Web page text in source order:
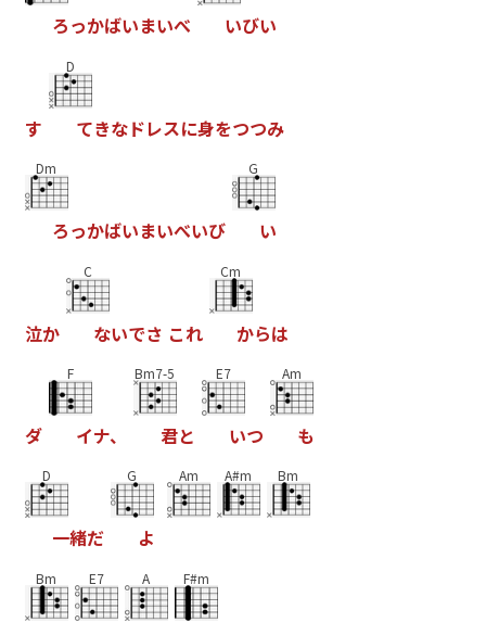
ろっかばいまいべ いびい
す
D
てきなドレスに身をつつみ
Dm
ろっかばいまいべいび
G
い
泣か
C
ないでさ これ
Cm
からは
ダ
F
イナ、
Bm7-5
君と
E7
いつ
Am
も
D
一緒だ
G
よ
Am A#m Bm
Bm E7 A F#m